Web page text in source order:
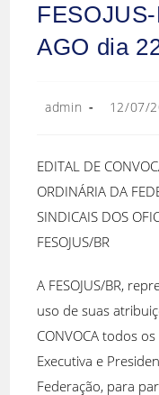
AGO dia
admin 12/07/
EDITAL DE
ORDINÁRIA DA
SINDICAIS DOS
FESOJUS/BR
A FESOJUS/BR,
uso de suas
CONVOCA todos
Executiva e
Federação, para